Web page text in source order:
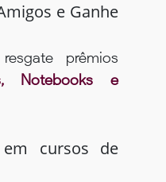
e Ganhe
prêmios
Notebooks e
em cursos de